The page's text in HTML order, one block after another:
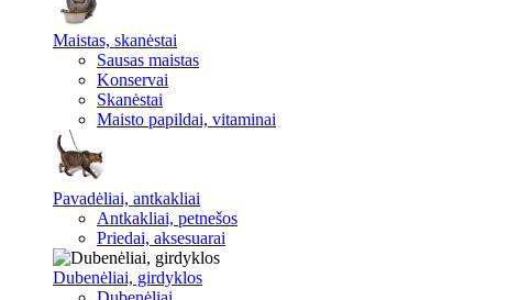
Maistas, skanėstai
Sausas maistas
Konservai
Skanėstai
Maisto papildai, vitaminai
Pavadėliai, antkakliai
Antkakliai, petnešos
Priedai, aksesuarai
Dubenėliai, girdyklos